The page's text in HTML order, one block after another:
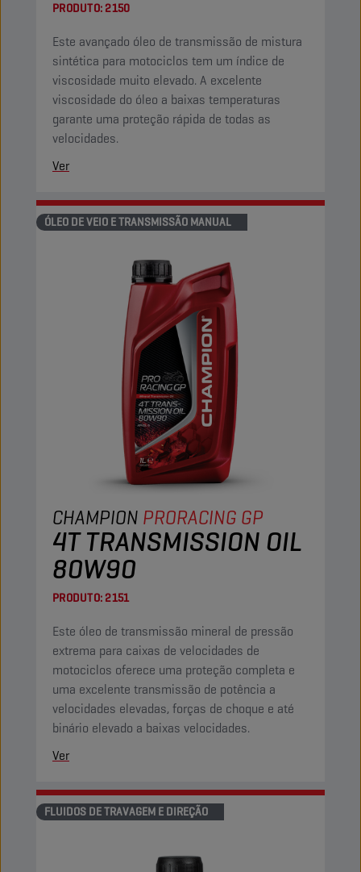
PRODUTO:2150
Este avançado óleo de transmissão de mistura
sintética para motociclos tem um índice de
viscosidade muito elevado. A excelente
viscosidade do óleo a baixas temperaturas
garante uma proteção rápida de todas as
velocidades.
Ver
ÓLEO DE VEIO E TRANSMISSÃO MANUAL
CHAMPION PRORACING GP
4T TRANSMISSION OIL
80W90
PRODUTO:2151
Este óleo de transmissão mineral de pressão
extrema para caixas de velocidades de
motociclos oferece uma proteção completa e
uma excelente transmissão de potência a
velocidades elevadas, forças de choque e até
binário elevado a baixas velocidades.
Ver
FLUIDOS DE TRAVAGEM E DIREÇÃO